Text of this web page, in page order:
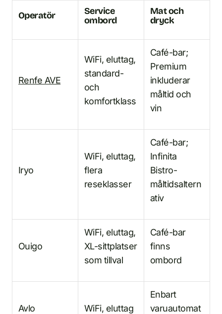
Operatör
Service
ombord
Mat och
dryck
Renfe AVE
WiFi, eluttag,
standard-
och
komfortklass
Café-bar;
Premium
inkluderar
måltid och
vin
Iryo
WiFi, eluttag,
flera
reseklasser
Café-bar;
Infinita
Bistro-
måltidsaltern
ativ
Ouigo
WiFi, eluttag,
XL-sittplatser
som tillval
Café-bar
finns
ombord
Avlo WiFi, eluttag
Enbart
varuautomat